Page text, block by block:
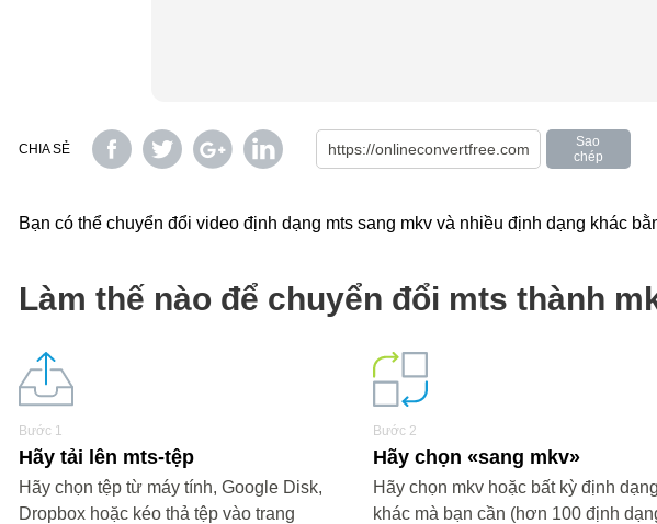
CHIA SẺ
Sao
chép
Bạn có thể chuyển đổi video định dạng mts sang mkv và nhiều định dạng khác
Làm thế nào để chuyển đổi mts thành
Bước 1
Hãy tải lên mts-tệp
Hãy chọn tệp từ máy tính, Google Disk,
Dropbox hoặc kéo thả tệp vào trang
Bước 2
Hãy chọn «sang mkv»
Hãy chọn mkv hoặc bất kỳ định
khác mà bạn cần (hơn 100 định